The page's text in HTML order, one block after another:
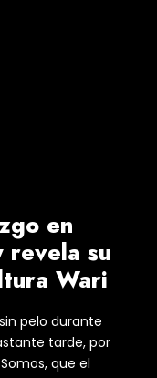
en
revela su
Wari
pelo durante
tarde, por
que el